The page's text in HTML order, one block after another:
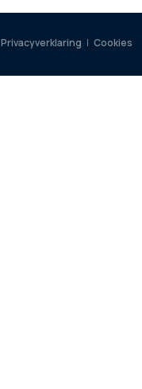
Privacyverklaring | Cookies